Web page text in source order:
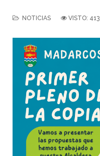
NOTICIAS VISTO: 413